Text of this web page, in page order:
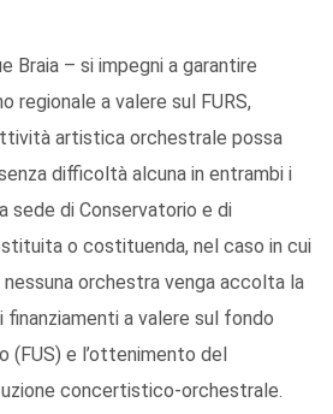
Braia – si impegni a garantire
regionale a valere sul FURS,
artistica orchestrale possa
difficoltà alcuna in entrambi i
sede di Conservatorio e di
o costituenda, nel caso in cui
nessuna orchestra venga accolta la
finanziamenti a valere sul fondo
e l’ottenimento del
concertistico-orchestrale.